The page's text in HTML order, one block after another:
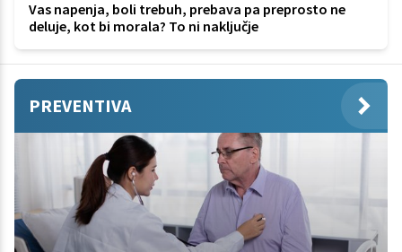
Vas napenja, boli trebuh, prebava pa preprosto ne
deluje, kot bi morala? To ni naključje
PREVENTIVA